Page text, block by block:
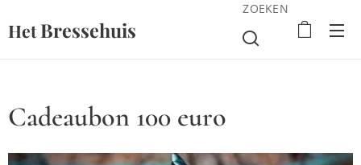
HetBressehuis
ZOEKEN
Cadeaubon 100 euro